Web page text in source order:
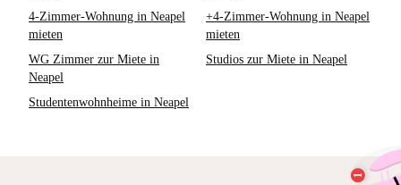
4-Zimmer-Wohnung in Neapel
mieten
+4-Zimmer-Wohnung in Neapel
mieten
WG Zimmer zur Miete in
Neapel
Studios zur Miete in Neapel
Studentenwohnheime in Neapel